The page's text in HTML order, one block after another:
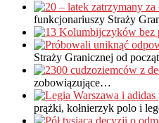
funkcjonariuszy Straży
Straży Granicznej od
zobowiązujące…
prążki, kołnierzyk polo i